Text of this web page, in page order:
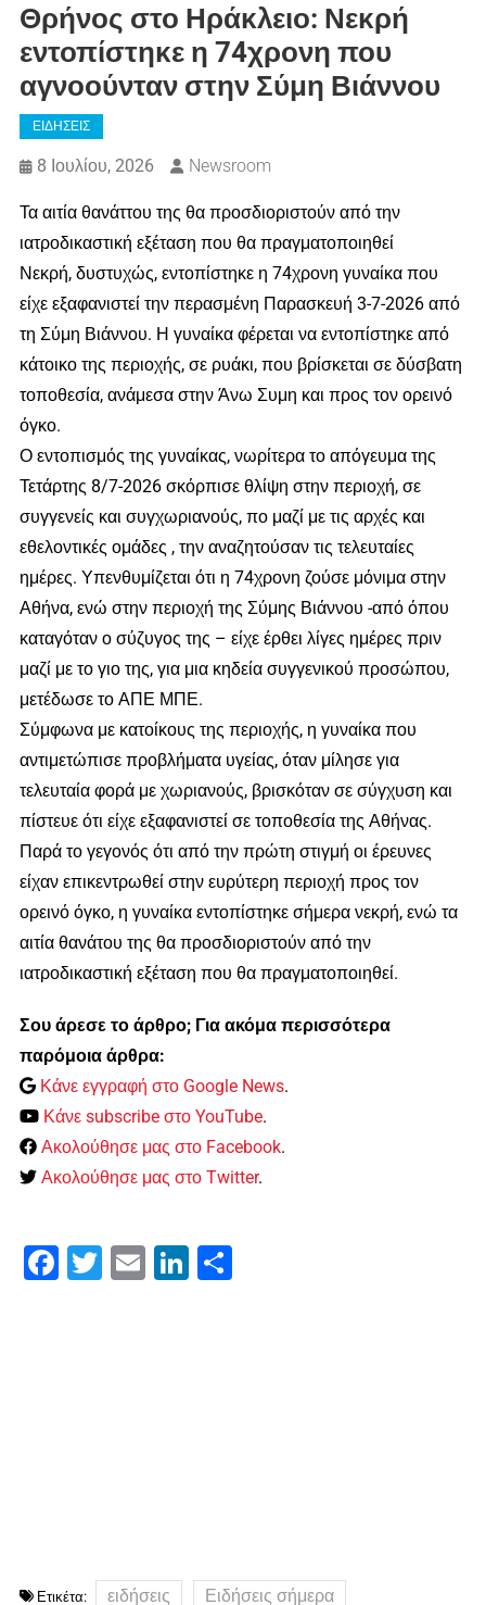
Θρήνος στο Ηράκλειο: Νεκρή
εντοπίστηκε η 74χρονη που
αγνοούνταν στην Σύμη Βιάννου
ΕΙΔΗΣΕΙΣ
8 Ιουλίου, 2026 Newsroom
Τα αιτία θανάττου της θα προσδιοριστούν από την
ιατροδικαστική εξέταση που θα πραγματοποιηθεί
Νεκρή, δυστυχώς, εντοπίστηκε η 74χρονη γυναίκα που
είχε εξαφανιστεί την περασμένη Παρασκευή 3-7-2026 από
τη Σύμη Βιάννου. Η γυναίκα φέρεται να εντοπίστηκε από
κάτοικο της περιοχής, σε ρυάκι, που βρίσκεται σε δύσβατη
τοποθεσία, ανάμεσα στην Άνω Συμη και προς τον ορεινό
όγκο.
Ο εντοπισμός της γυναίκας, νωρίτερα το απόγευμα της
Τετάρτης 8/7-2026 σκόρπισε θλίψη στην περιοχή, σε
συγγενείς και συγχωριανούς, πο μαζί με τις αρχές και
εθελοντικές ομάδες , την αναζητούσαν τις τελευταίες
ημέρες. Υπενθυμίζεται ότι η 74χρονη ζούσε μόνιμα στην
Αθήνα, ενώ στην περιοχή της Σύμης Βιάννου -από όπου
καταγόταν ο σύζυγος της – είχε έρθει λίγες ημέρες πριν
μαζί με το γιο της, για μια κηδεία συγγενικού προσώπου,
μετέδωσε το ΑΠΕ ΜΠΕ.
Σύμφωνα με κατοίκους της περιοχής, η γυναίκα που
αντιμετώπισε προβλήματα υγείας, όταν μίλησε για
τελευταία φορά με χωριανούς, βρισκόταν σε σύγχυση και
πίστευε ότι είχε εξαφανιστεί σε τοποθεσία της Αθήνας.
Παρά το γεγονός ότι από την πρώτη στιγμή οι έρευνες
είχαν επικεντρωθεί στην ευρύτερη περιοχή προς τον
ορεινό όγκο, η γυναίκα εντοπίστηκε σήμερα νεκρή, ενώ τα
αιτία θανάτου της θα προσδιοριστούν από την
ιατροδικαστική εξέταση που θα πραγματοποιηθεί.
Σου άρεσε το άρθρο; Για ακόμα περισσότερα
παρόμοια άρθρα:
Κάνε εγγραφή στο Google News.
Κάνε subscribe στο YouTube.
Ακολούθησε μας στο Facebook.
Ακολούθησε μας στο Twitter.
Facebook
Twitter Email LinkedIn
Ετικέτα: ειδήσεις Ειδήσεις σήμερα